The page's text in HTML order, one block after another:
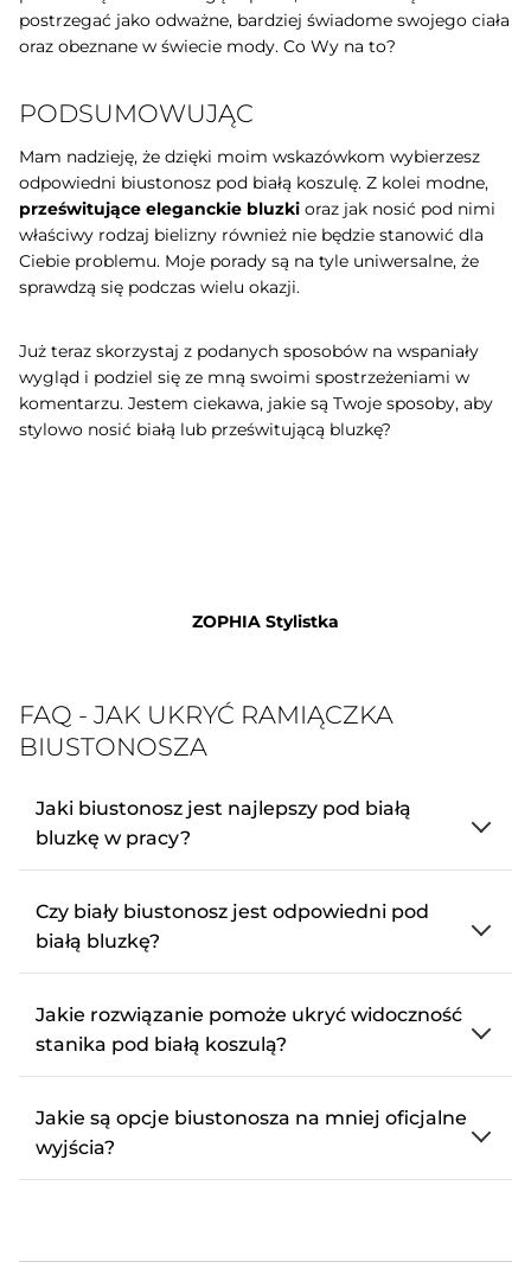
postrzegać jako odważne, bardziej świadome swojego ciała
oraz obeznane w świecie mody. Co Wy na to?
PODSUMOWUJĄC
Mam nadzieję, że dzięki moim wskazówkom wybierzesz
odpowiedni biustonosz pod białą koszulę. Z kolei modne,
prześwitujące eleganckie bluzki oraz jak nosić pod nimi
właściwy rodzaj bielizny również nie będzie stanowić dla
Ciebie problemu. Moje porady są na tyle uniwersalne, że
sprawdzą się podczas wielu okazji.
Już teraz skorzystaj z podanych sposobów na wspaniały
wygląd i podziel się ze mną swoimi spostrzeżeniami w
komentarzu. Jestem ciekawa, jakie są Twoje sposoby, aby
stylowo nosić białą lub prześwitującą bluzkę?
ZOPHIA Stylistka
FAQ - JAK UKRYĆ RAMIĄCZKA
BIUSTONOSZA
Jaki biustonosz jest najlepszy pod białą
bluzkę w pracy?
Czy biały biustonosz jest odpowiedni pod
białą bluzkę?
Jakie rozwiązanie pomoże ukryć widoczność
stanika pod białą koszulą?
Jakie są opcje biustonosza na mniej oficjalne
wyjścia?